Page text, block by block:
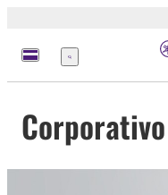
Menu
Corporativo